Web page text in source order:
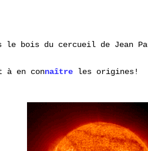
bois du cercueil de Jean
à en connaître les origines!